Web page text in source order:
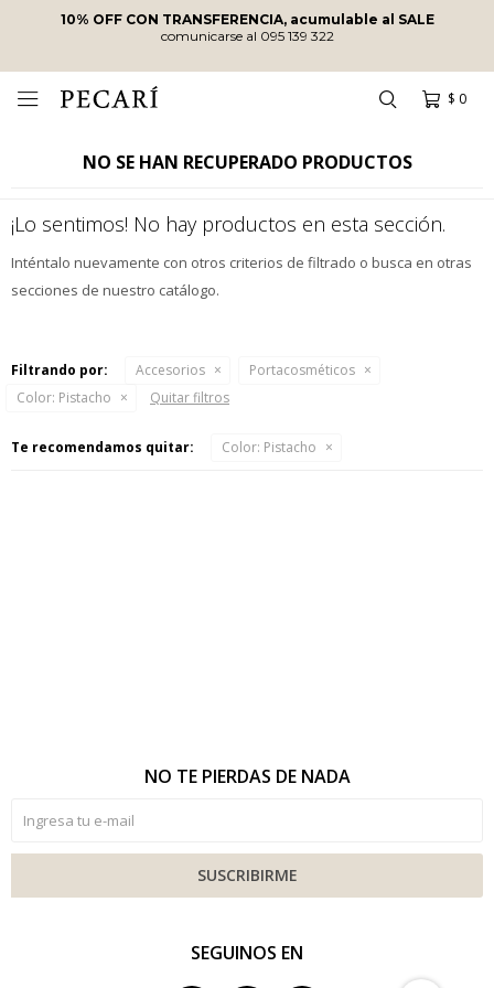
10% OFF CON TRANSFERENCIA, acumulable al SALE
comunicarse al 095 139 322
$ 0

NO SE HAN RECUPERADO PRODUCTOS
¡Lo sentimos! No hay productos en esta sección.
Inténtalo nuevamente con otros criterios de filtrado o busca en otras
secciones de nuestro catálogo.
Filtrando por: Accesorios
Portacosméticos
Color: Pistacho Quitar filtros
Te recomendamos quitar: Color: Pistacho
SEGUINOS EN
NO TE PIERDAS DE NADA
SUSCRIBIRME